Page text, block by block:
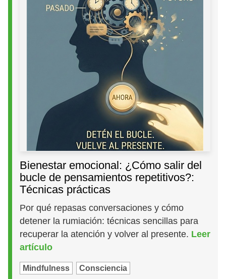
Bienestar emocional: ¿Cómo salir del
bucle de pensamientos repetitivos?:
Técnicas prácticas
Por qué repasas conversaciones y cómo
detener la rumiación: técnicas sencillas para
recuperar la atención y volver al presente. Leer
artículo
Mindfulness Consciencia